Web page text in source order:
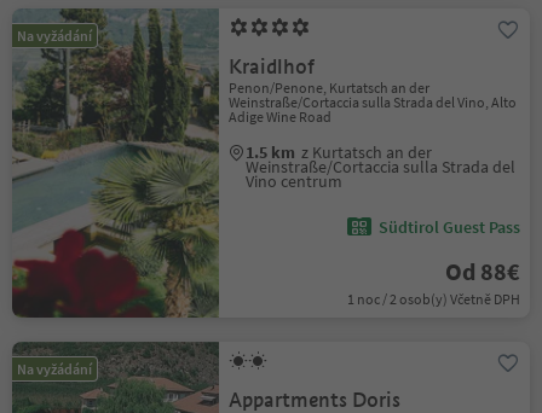
Na vyžádání
Kraidlhof
Penon/Penone, Kurtatsch an der
Weinstraße/Cortaccia sulla Strada del Vino, Alto
Adige Wine Road
1.5 km z Kurtatsch an der
Weinstraße/Cortaccia sulla Strada del
Vino centrum
Südtirol Guest Pass
Od 88€
1 noc / 2 osob(y) Včetně DPH
Na vyžádání
Appartments Doris